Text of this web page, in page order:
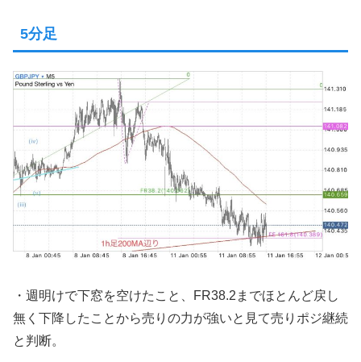
5分足
・週明けで下窓を空けたこと、FR38.2までほとんど戻し
無く下降したことから売りの力が強いと見て売りポジ継続
と判断。